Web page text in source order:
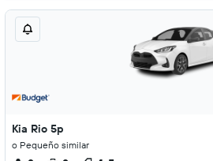
Kia Rio 5p
o Pequeño similar